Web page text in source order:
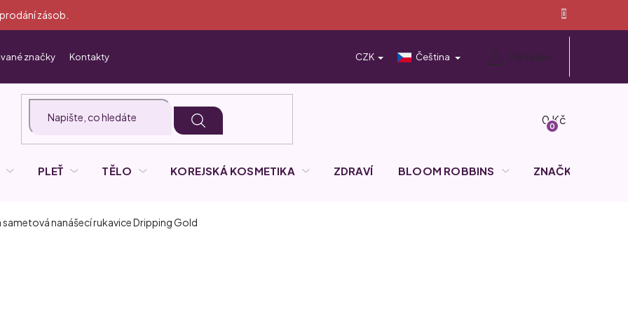
zásob.
značky Kontakty CZK Čeština Přihlášení
Nákupní
košík
PLEŤ TĚLO KOREJSKÁ KOSMETIKA ZDRAVÍ BLOOM ROBBINS ZNAČKY
nanášecí rukaviceDripping Gold